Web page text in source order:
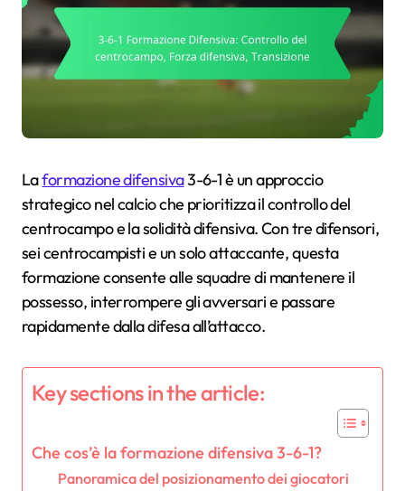
Laformazione difensiva3-6-1 è un approccio
strategico nel calcio che prioritizza il controllo del
centrocampo e la solidità difensiva. Con tre difensori,
sei centrocampisti e un solo attaccante, questa
formazione consente alle squadre di mantenere il
possesso, interrompere gli avversari e passare
rapidamente dalla difesa all’attacco.
Key sections in the article:
Che cos’è la formazione difensiva 3-6-1?
Panoramica del posizionamento dei giocatori